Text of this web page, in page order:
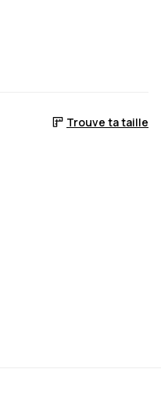
Trouve ta taille